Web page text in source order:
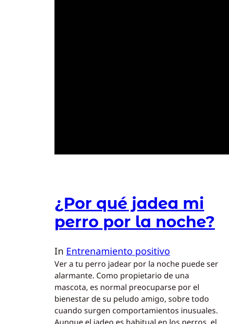
¿Por qué jadea mi
perro por la noche?
In Entrenamiento positivo
Ver a tu perro jadear por la noche puede ser
alarmante. Como propietario de una
mascota, es normal preocuparse por el
bienestar de su peludo amigo, sobre todo
cuando surgen comportamientos inusuales.